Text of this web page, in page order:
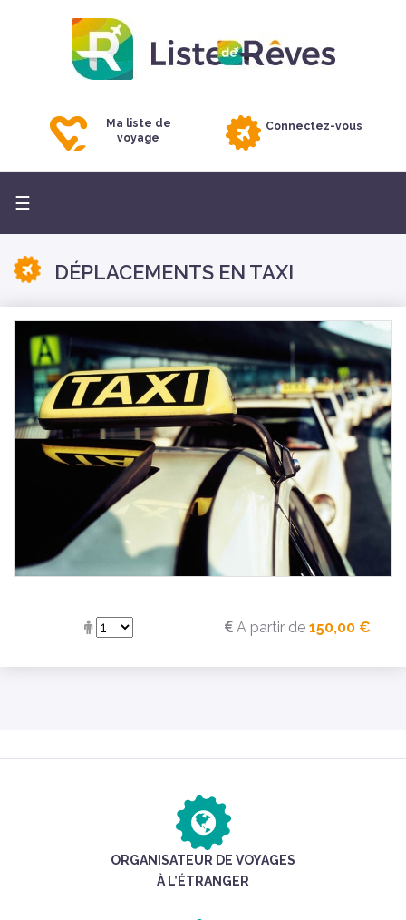
Ma liste de
voyage
Connectez-vous
Basculer
navigation
☰
DÉPLACEMENTS EN TAXI
A partir de 150,00 €
ORGANISATEUR DE VOYAGES
À L’ÉTRANGER